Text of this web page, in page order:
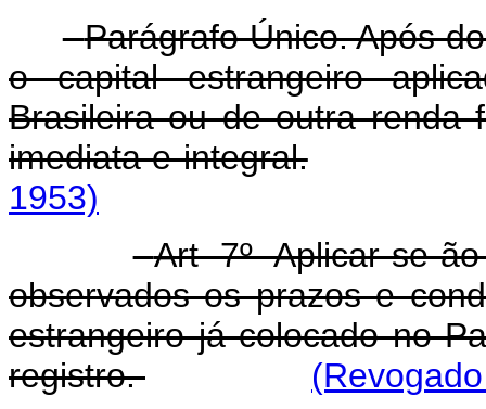
Parágrafo Único. Após
o capital estrangeiro
Brasileira ou de outra renda
imediata e integral.
1953)
Art 7º Aplicar-se-
observados os prazos e
estrangeiro já colocado no
registro.